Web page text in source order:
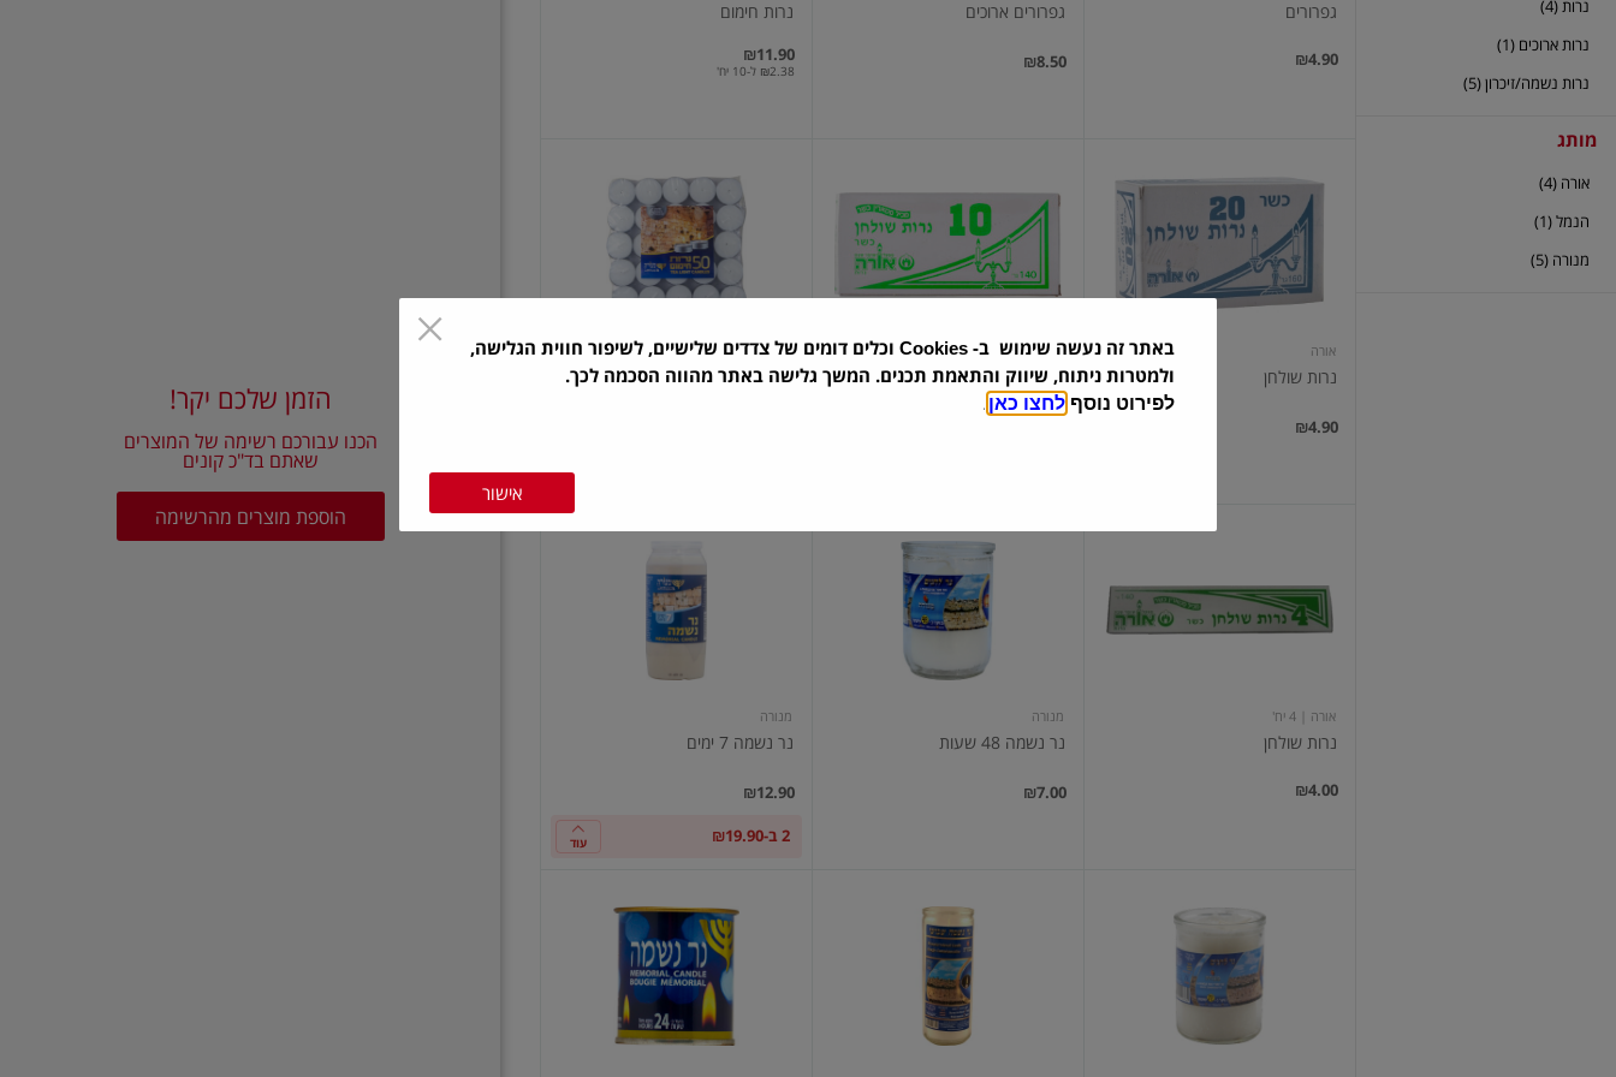
נרות (4)
נרות ארוכים (1)
נרות נשמה/זיכרון (5)
מותג
אורה (4)
הנמל (1)
מנורה (5)
גפרורים
₪4.90
גפרורים ארוכים
₪8.50
נרות חימום
₪11.90
₪2.38 ל-10 יח'
שולחן
אורה
נרות שולחן
₪4.90
שולחן
10
אורה| 10 יח'
נרות שולחן 10
מנורה| 50 יח'
נרות חימום 6 שעות
אורה
נרות שולחן
₪4.00
נר
מנורה
נר נשמה 48 שעות
₪7.00
נר
מנורה
נר נשמה 7 ימים
₪12.90
2 ב-₪19.90 עוד
הזמן שלכם יקר!
הכנו עבורכם רשימה של המוצרים
שאתם בד"כ קונים
הוספת מוצרים מהרשימה
באתר זה נעשה שימוש ב- Cookiesוכלים דומים של צדדים שלישיים, לשיפור חווית הגלישה,
ולמטרות ניתוח, שיווק והתאמת תכנים. המשך גלישה באתר מהווה הסכמה לכך.
לפירוט נוסף לחצו כאן .
אישור